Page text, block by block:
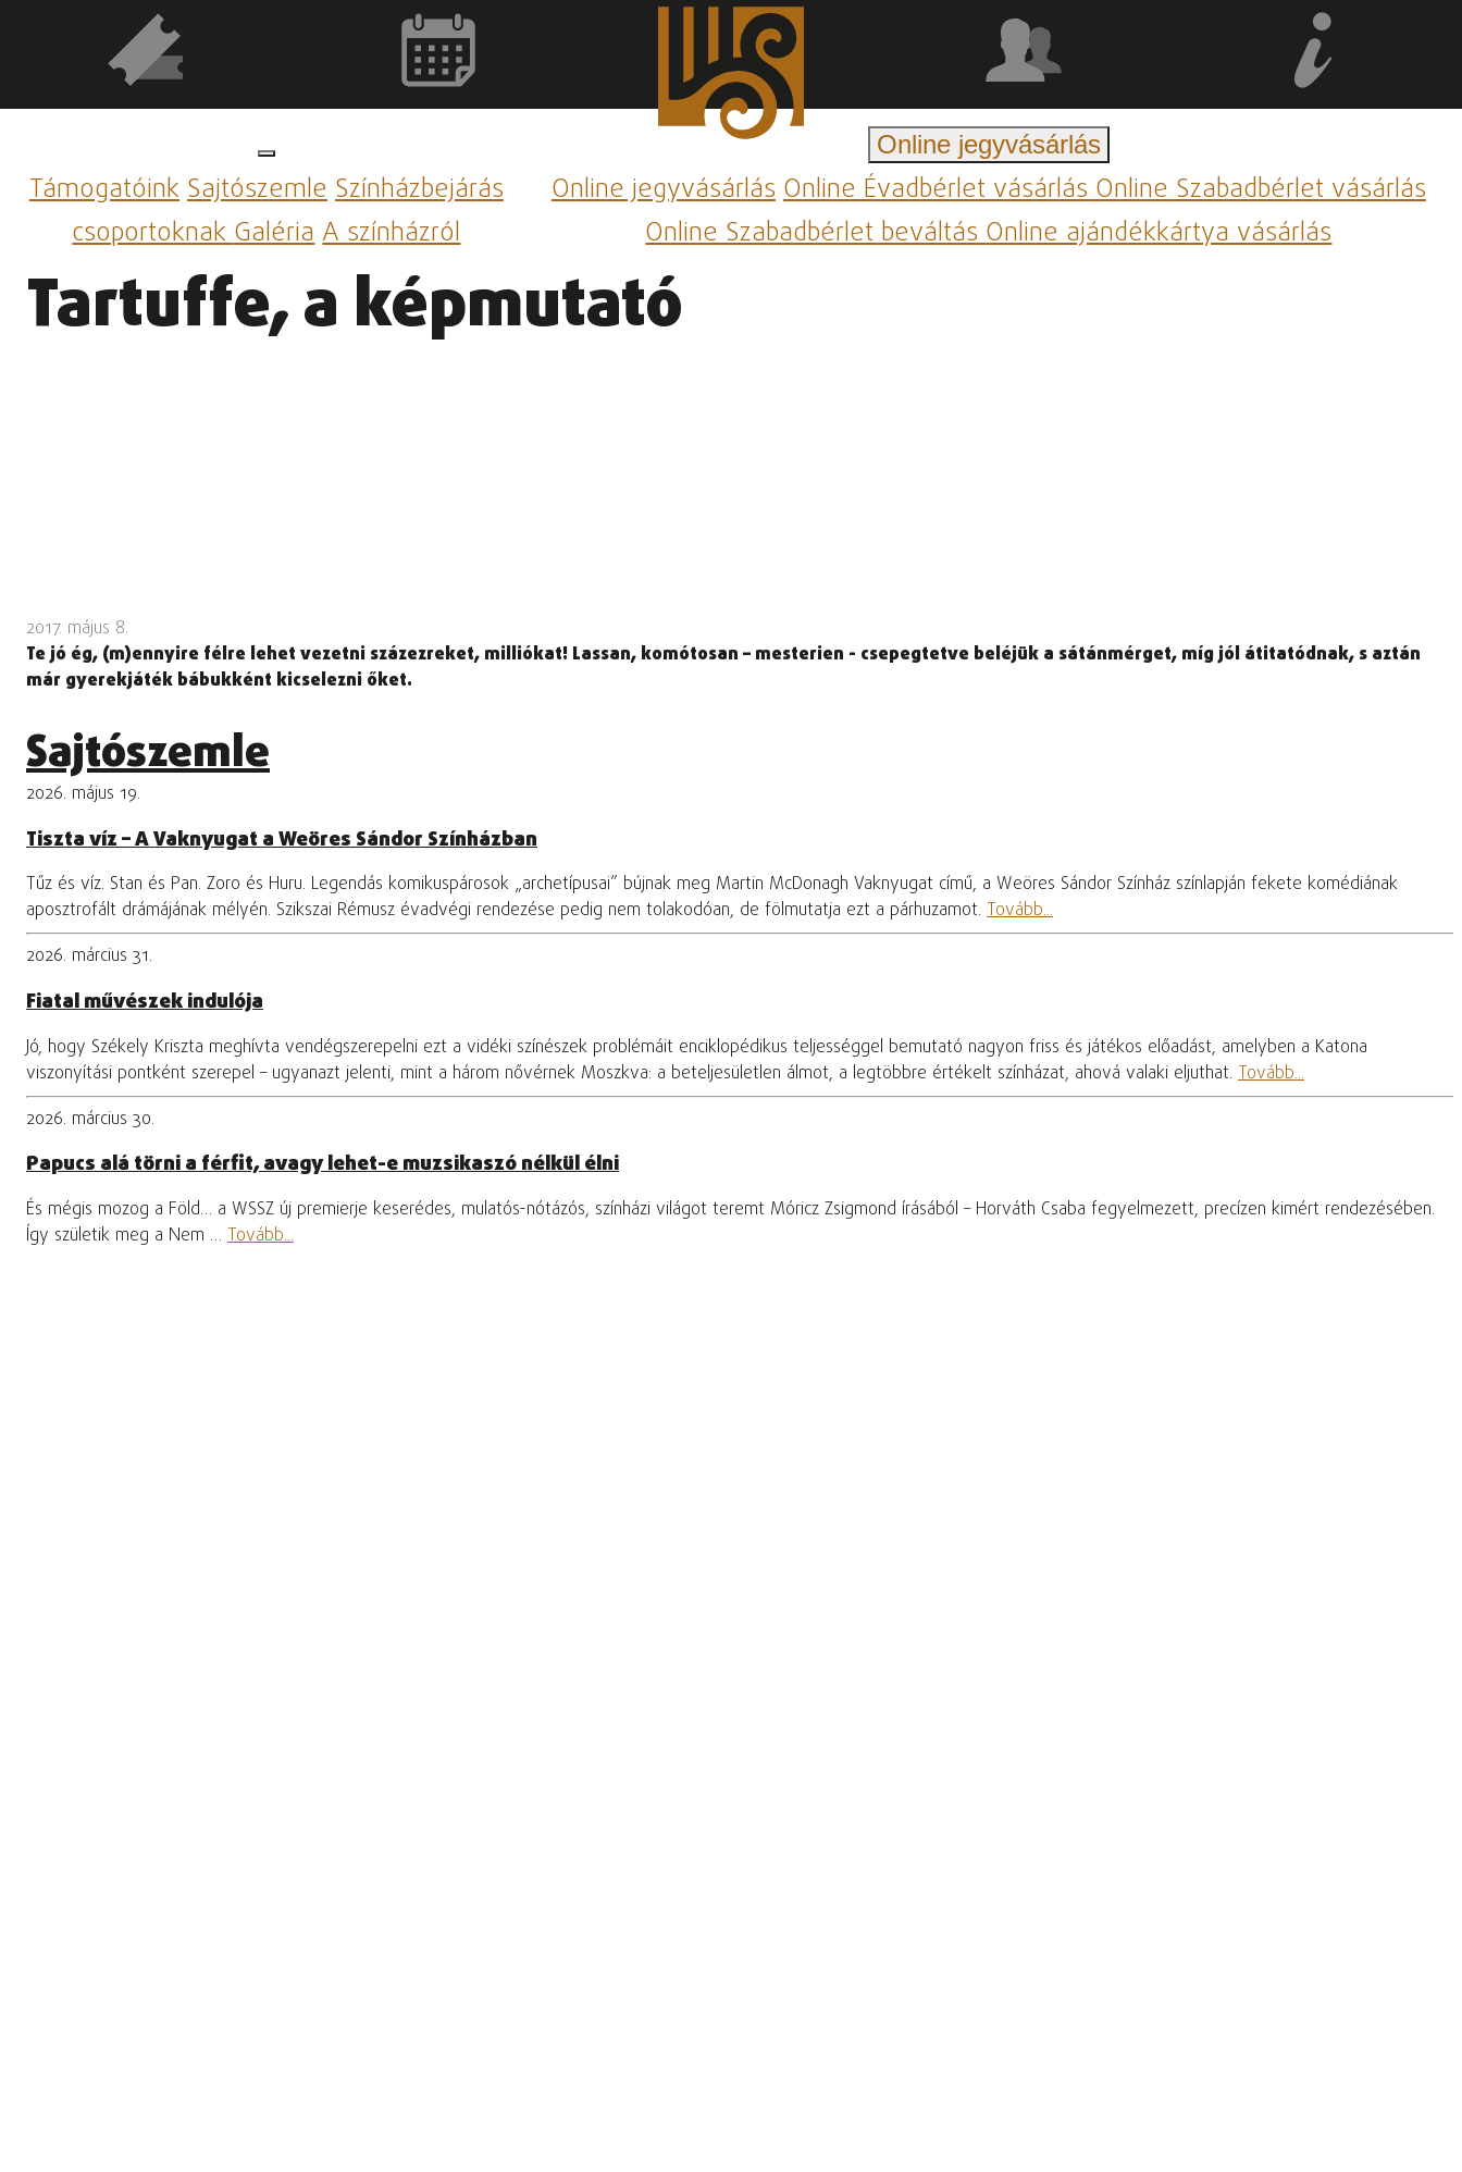
TámogatóinkSajtószemleSzínházbejárás
csoportoknakGalériaA színházról
Online jegyvásárlás
Online jegyvásárlásOnline Évadbérlet vásárlásOnline Szabadbérlet vásárlás
Online Szabadbérlet beváltásOnline ajándékkártya vásárlás
Tartuffe, a képmutató
2017. május 8.
Te jó ég, (m)ennyire félre lehet vezetni százezreket, milliókat! Lassan, komótosan – mesterien - csepegtetve beléjük a sátánmérget, míg jól átitatódnak, s aztán
már gyerekjáték bábukként kicselezni őket.
Sajtószemle
2026. május 19.
Tiszta víz – A Vaknyugat a Weöres Sándor Színházban
Tűz és víz. Stan és Pan. Zoro és Huru. Legendás komikuspárosok „archetípusai” bújnak meg Martin McDonagh Vaknyugat című, a Weöres Sándor Színház színlapján fekete komédiának
aposztrofált drámájának mélyén. Szikszai Rémusz évadvégi rendezése pedig nem tolakodóan, de fölmutatja ezt a párhuzamot. Tovább...
2026. március 31.
Fiatal művészek indulója
Jó, hogy Székely Kriszta meghívta vendégszerepelni ezt a vidéki színészek problémáit enciklopédikus teljességgel bemutató nagyon friss és játékos előadást, amelyben a Katona
viszonyítási pontként szerepel – ugyanazt jelenti, mint a három nővérnek Moszkva: a beteljesületlen álmot, a legtöbbre értékelt színházat, ahová valaki eljuthat. Tovább...
2026. március 30.
Papucs alá törni a férfit, avagy lehet-e muzsikaszó nélkül élni
És mégis mozog a Föld… a WSSZ új premierje keserédes, mulatós-nótázós, színházi világot teremt Móricz Zsigmond írásából – Horváth Csaba fegyelmezett, precízen kimért rendezésében.
Így születik meg a Nem … Tovább...